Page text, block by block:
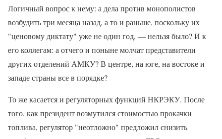
Логичный вопрос к нему: а дела против монополистов
возбудить три месяца назад, а то и раньше, поскольку их
"ценовому диктату" уже не один год, — нельзя было? И к
его коллегам: а отчего и поныне молчат представители
других отделений АМКУ? В центре, на юге, на востоке и
западе страны все в порядке?
То же касается и регуляторных функций НКРЭКУ. После
того, как президент возмутился стоимостью прокачки
топлива, регулятор "неотложно" предложил снизить